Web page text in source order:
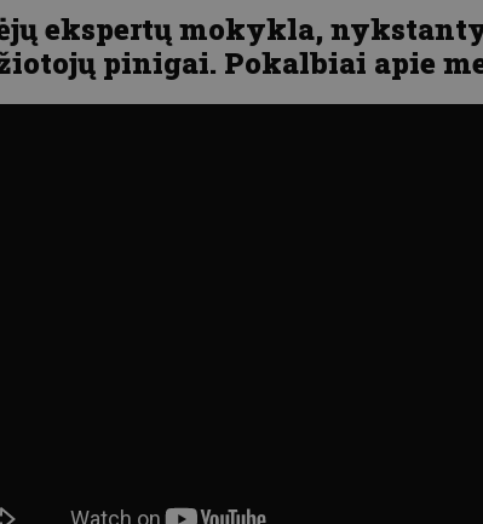
ekspertų mokykla,
pinigai. Pokalbiai apie